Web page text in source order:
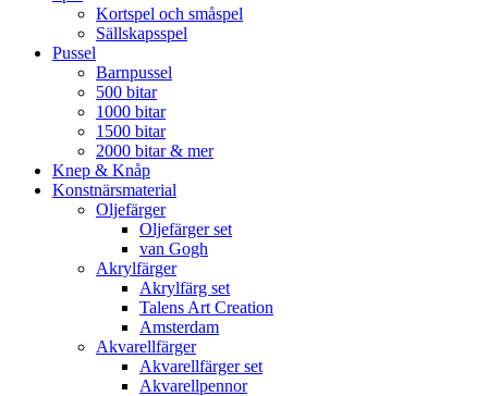
Kortspel och småspel
Sällskapsspel
Pussel
Barnpussel
500 bitar
1000 bitar
1500 bitar
2000 bitar & mer
Knep & Knåp
Konstnärsmaterial
Oljefärger
Oljefärger set
van Gogh
Akrylfärger
Akrylfärg set
Talens Art Creation
Amsterdam
Akvarellfärger
Akvarellfärger set
Akvarellpennor